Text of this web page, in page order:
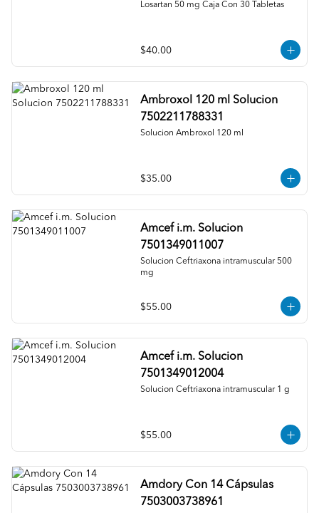
Losartan 50 mg Caja Con 30 Tabletas
$40.00
Ambroxol 120 ml Solucion
7502211788331
Solucion Ambroxol 120 ml
$35.00
Amcef i.m. Solucion
7501349011007
Solucion Ceftriaxona intramuscular 500
mg
$55.00
Amcef i.m. Solucion
7501349012004
Solucion Ceftriaxona intramuscular 1 g
$55.00
Amdory Con 14 Cápsulas
7503003738961